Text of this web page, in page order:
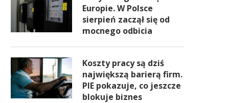
Europie. W Polsce
sierpień zaczął się od
mocnego odbicia
Koszty pracy są dziś
największą barierą firm.
PIE pokazuje, co jeszcze
blokuje biznes